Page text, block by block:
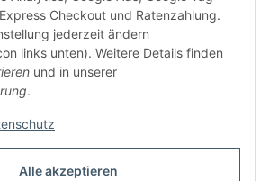
Alle akzeptieren
Checkout und Ratenzahlung.
jederzeit ändern
links unten). Weitere Details finden
und in unserer
.
am 08.07.2026 aktualisiert.